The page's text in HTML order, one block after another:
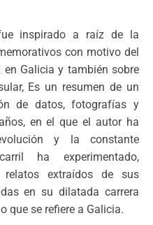
inspirado a raíz de la
con motivo del
Galicia y también sobre
Es un resumen de un
de datos, fotografías y
en el que el autor ha
y la constante
ha experimentado,
relatos extraídos de sus
en su dilatada carrera
que se refiere a Galicia.